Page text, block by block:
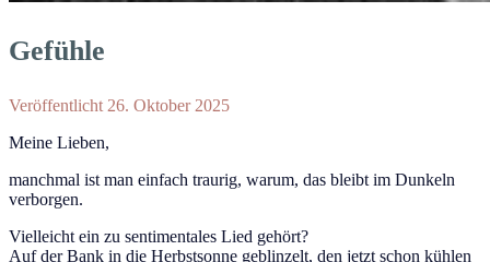
Gefühle
Veröffentlicht 26. Oktober 2025
Meine Lieben,
manchmal ist man einfach traurig, warum, das bleibt im Dunkeln
verborgen.
Vielleicht ein zu sentimentales Lied gehört?
Auf der Bank in die Herbstsonne geblinzelt, den jetzt schon kühlen